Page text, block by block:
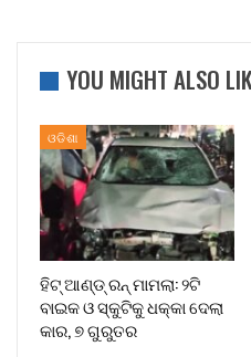
YOU MIGHT ALSO
ଓଡିଶା
ହିଟ୍ ଆଣ୍ଡ୍ ରନ୍ ମାମଲା: ୨ଟି
ବାଇକ ଓ ସ୍କୁଟିକୁ ଧକ୍କା ଦେଲା
କାର, ୭ ଗୁରୁତର